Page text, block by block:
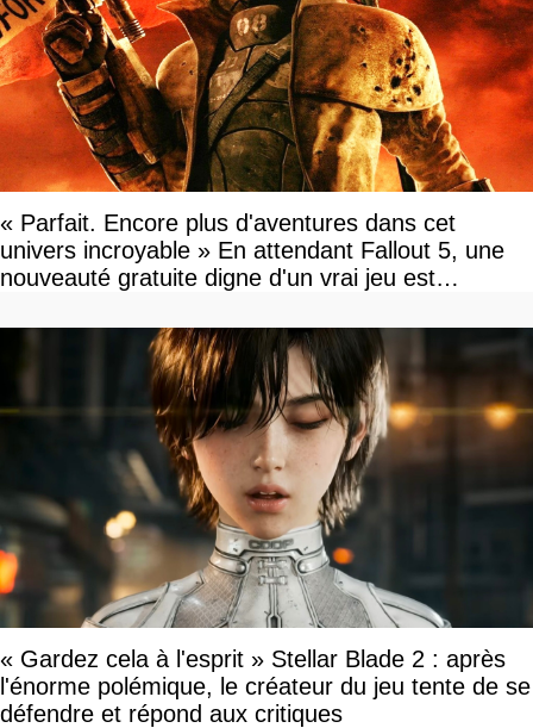
« Parfait. Encore plus d'aventures dans cet
univers incroyable » En attendant Fallout 5, une
nouveauté gratuite digne d'un vrai jeu est
« Gardez cela à l'esprit » Stellar Blade 2 : après
l'énorme polémique, le créateur du jeu tente de se
défendre et répond aux critiques